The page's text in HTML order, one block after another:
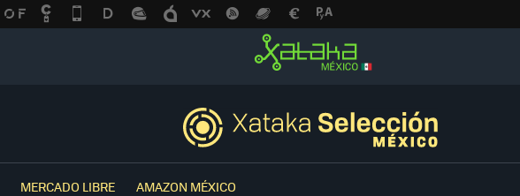
MERCADO LIBRE AMAZON MÉXICO